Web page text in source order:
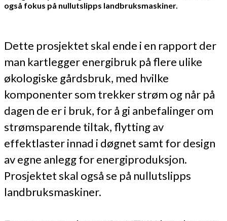
også fokus på nullutslipps landbruksmaskiner.
Dette prosjektet skal ende i en rapport der
man kartlegger energibruk på flere ulike
økologiske gårdsbruk, med hvilke
komponenter som trekker strøm og når på
dagen de er i bruk, for å gi anbefalinger om
strømsparende tiltak, flytting av
effektlaster innad i døgnet samt for design
av egne anlegg for energiproduksjon.
Prosjektet skal også se på nullutslipps
landbruksmaskiner.